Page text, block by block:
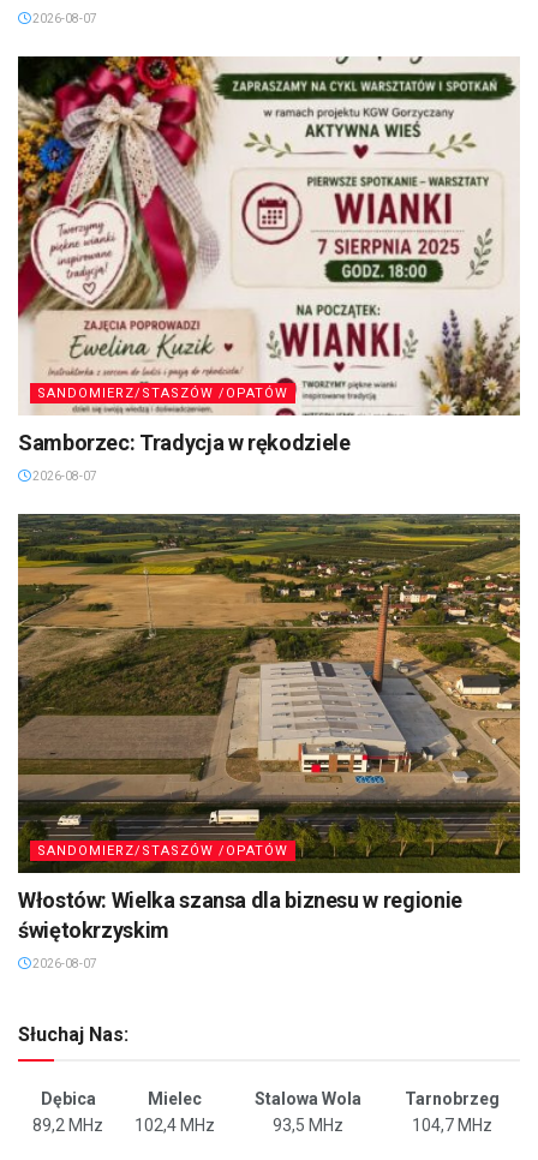
2026-08-07
SANDOMIERZ/STASZÓW /OPATÓW
Samborzec: Tradycja w rękodziele
2026-08-07
SANDOMIERZ/STASZÓW /OPATÓW
Włostów: Wielka szansa dla biznesu w regionie
świętokrzyskim
2026-08-07
Słuchaj Nas:
Dębica Mielec Stalowa Wola
Tarnobrzeg
89,2 MHz
102,4 MHz 93,5 MHz 104,7 MHz